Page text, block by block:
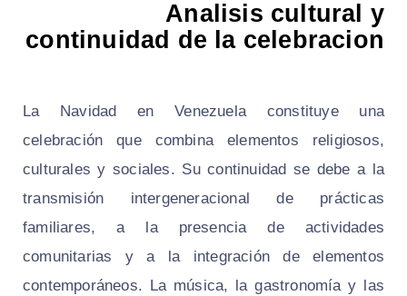
Analisis cultural y
continuidad de la celebracion
La Navidad en Venezuela constituye una
celebración que combina elementos religiosos,
culturales y sociales. Su continuidad se debe a la
transmisión intergeneracional de prácticas
familiares, a la presencia de actividades
comunitarias y a la integración de elementos
contemporáneos. La música, la gastronomía y las